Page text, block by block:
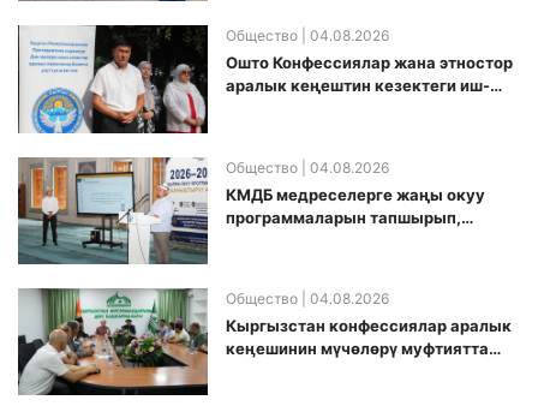
Общество | 04.08.2026
Ошто Конфессиялар жана этностор
аралык кеңештин кезектеги иш-
Общество | 04.08.2026
КМДБ медреселерге жаңы окуу
программаларын тапшырып,
Общество | 04.08.2026
Кыргызстан конфессиялар аралык
кеӊешинин мүчөлөрү муфтиятта